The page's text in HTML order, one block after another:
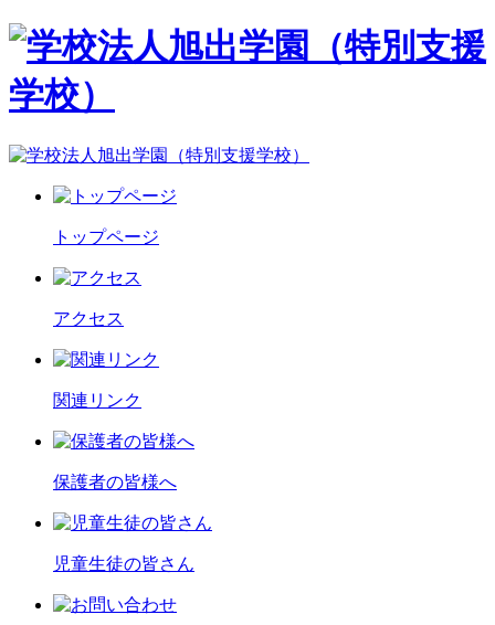
トップページ
アクセス
関連リンク
保護者の皆様へ
児童生徒の皆さん